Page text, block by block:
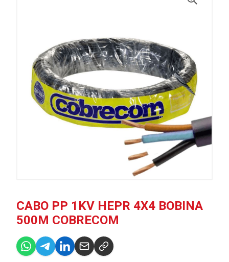
CABO PP 1KV HEPR 4X4 BOBINA
500M COBRECOM